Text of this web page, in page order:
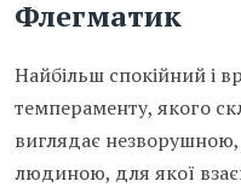
Флегматик
Найбільш спокійний і
темпераменту, якого
виглядає
людиною, для якої